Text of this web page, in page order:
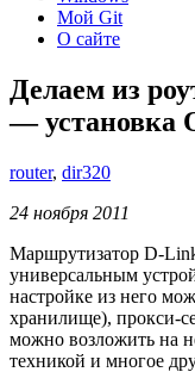
Мой Git
О сайте
Делаем из
— установка
router, dir320
24 ноября 2011
Маршрутизатор D-
универсальным
настройке из него
хранилище), прокси-
можно возложить на
техникой и многое